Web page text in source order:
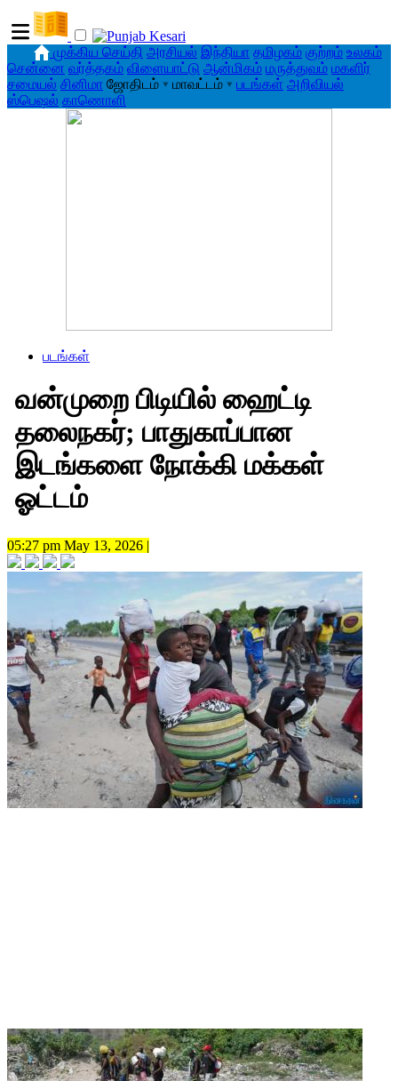
முக்கிய செய்தி அரசியல் இந்தியா தமிழகம் குற்றம் உலகம்
சென்னை வர்த்தகம் விளையாட்டு ஆன்மிகம் மருத்துவம் மகளிர்
சமையல் சினிமா ஜோதிடம் ▾ மாவட்டம் ▾ படங்கள் அறிவியல்
ஸ்பெஷல் காணொளி
படங்கள்
வன்முறை பிடியில் ஹைட்டி
தலைநகர்; பாதுகாப்பான
இடங்களை நோக்கி மக்கள்
ஓட்டம்
05:27 pm May 13, 2026 |